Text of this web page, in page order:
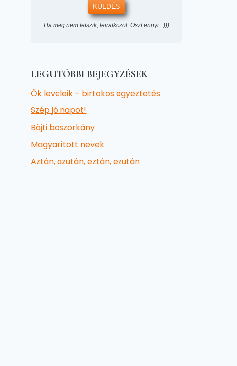
KÜLDÉS
Ha meg nem tetszik, leiratkozol. Oszt ennyi. :)))
LEGUTÓBBI BEJEGYZÉSEK
Ők leveleik – birtokos egyeztetés
Szép jó napot!
Böjti boszorkány
Magyarított nevek
Aztán, azután, eztán, ezután